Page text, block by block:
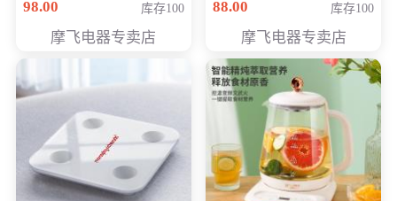
98.00
库存100
摩飞电器专卖店
88.00
库存100
摩飞电器专卖店